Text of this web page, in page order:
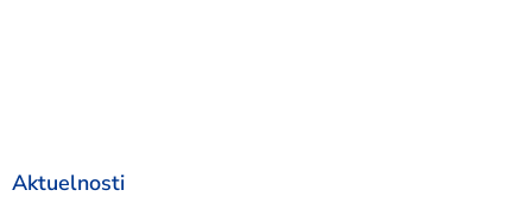
Aktuelnosti